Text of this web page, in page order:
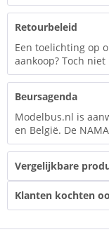
Retourbeleid
Een toelichting op
aankoop? Toch
Beursagenda
Modelbus.nl is
en België. De
Vergelijkbare
Klanten kochten